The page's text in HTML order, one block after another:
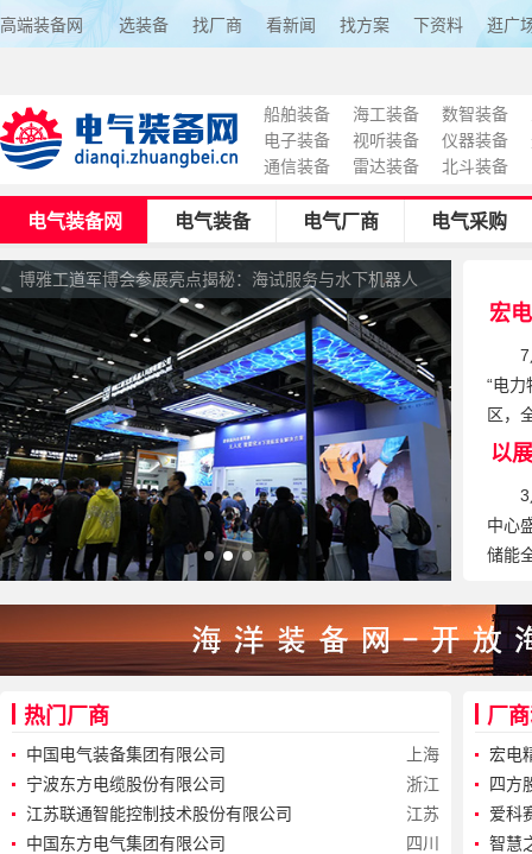
高端装备网 选装备 找厂商 看新闻 找方案 下资料 逛广
船舶装备 海工装备 数智装备
电子装备
视听装备 仪器装备
通信装备
雷达装备 北斗装备
电气装备网 电气装备 电气厂商 电气采购
博雅工道军博会参展亮点揭秘：海试服务与水下机器人
引领未来
宏
“电力
区，
以
中心
储能
热门厂商
上海
中国电气装备集团有限公司
浙江
宁波东方电缆股份有限公司
江苏
江苏联通智能控制技术股份有限公司
四川
中国东方电气集团有限公司
厂
宏电
慧配
四方
术》
爱科
EC
智慧